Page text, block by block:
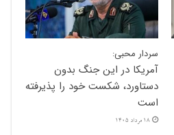
سردار محبی:
آمریکا در این جنگ بدون
دستاورد، شکست خود را پذیرفته
است
18 مرداد 1405